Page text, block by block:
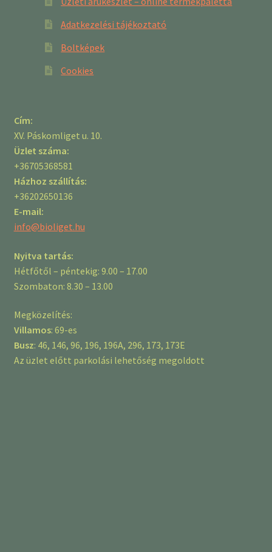
Adatkezelési tájékoztató
Boltképek
Cookies
Cím:
XV. Páskomliget u. 10.
Üzlet száma:
+36705368581
Házhoz szállítás:
+36202650136
E-mail:
info@bioliget.hu
Nyitva tartás:
Hétfőtől – péntekig: 9.00 – 17.00
Szombaton: 8.30 – 13.00
Megközelítés:
Villamos: 69-es
Busz: 46, 146, 96, 196, 196A, 296, 173, 173E
Az üzlet előtt parkolási lehetőség megoldott